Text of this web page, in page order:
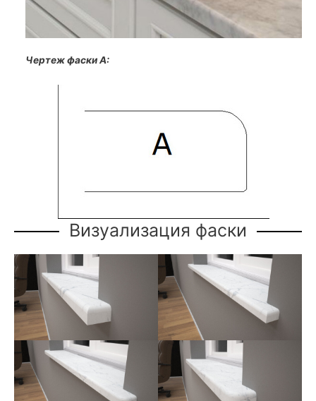
Чертеж фаски А:
Визуализация фаски